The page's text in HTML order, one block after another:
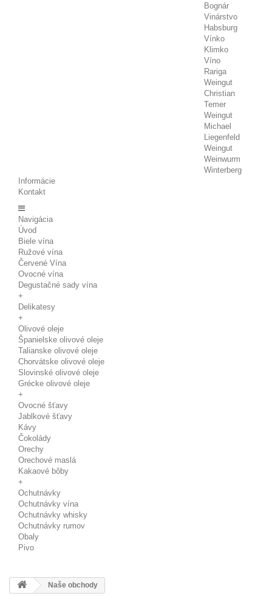
Bognár
Vinárstvo
Habsburg
Vínko
Klimko
Víno
Rariga
Weingut
Christian
Temer
Weingut
Michael
Liegenfeld
Weingut
Weinwurm
Winterberg
Informácie
Kontakt
Navigácia
Úvod
Biele vína
Ružové vína
Červené Vína
Ovocné vína
Degustačné sady vína
+
Delikatesy
+
Olivové oleje
Španielske olivové oleje
Talianske olivové oleje
Chorvátske olivové oleje
Slovinské olivové oleje
Grécke olivové oleje
+
Ovocné šťavy
Jablkové šťavy
Kávy
Čokolády
Orechy
Orechové maslá
Kakaové bôby
+
Ochutnávky
Ochutnávky vína
Ochutnávky whisky
Ochutnávky rumov
Obaly
Pivo
Naše obchody